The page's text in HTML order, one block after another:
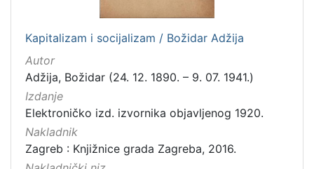
Kapitalizam i socijalizam / Božidar Adžija
Autor
Adžija, Božidar (24. 12. 1890. – 9. 07. 1941.)
Izdanje
Elektroničko izd. izvornika objavljenog 1920.
Nakladnik
Zagreb : Knjižnice grada Zagreba, 2016.